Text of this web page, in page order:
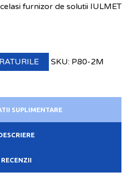
furnizor de solutii IULMET
SKU: P80-2M
SUPLIMENTARE
RECENZII